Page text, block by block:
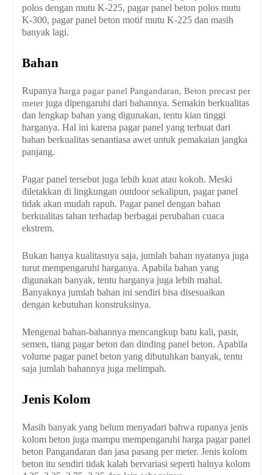
polos dengan mutu K-225, pagar panel beton polos mutu
K-300, pagar panel beton motif mutu K-225 dan masih
banyak lagi.
Bahan
Rupanya harga pagar panel Pangandaran, Beton precast per
meter juga dipengaruhi dari bahannya. Semakin berkualitas
dan lengkap bahan yang digunakan, tentu kian tinggi
harganya. Hal ini karena pagar panel yang terbuat dari
bahan berkualitas senantiasa awet untuk pemakaian jangka
panjang.
Pagar panel tersebut juga lebih kuat atau kokoh. Meski
diletakkan di lingkungan outdoor sekalipun, pagar panel
tidak akan mudah rapuh. Pagar panel dengan bahan
berkualitas tahan terhadap berbagai perubahan cuaca
ekstrem.
Bukan hanya kualitasnya saja, jumlah bahan nyatanya juga
turut mempengaruhi harganya. Apabila bahan yang
digunakan banyak, tentu harganya juga lebih mahal.
Banyaknya jumlah bahan ini sendiri bisa disesuaikan
dengan kebutuhan konstruksinya.
Mengenai bahan-bahannya mencangkup batu kali, pasir,
semen, tiang pagar beton dan dinding panel beton. Apabila
volume pagar panel beton yang dibutuhkan banyak, tentu
saja jumlah bahannya juga melimpah.
Jenis Kolom
Masih banyak yang belum menyadari bahwa rupanya jenis
kolom beton juga mampu mempengaruhi harga pagar panel
beton Pangandaran dan jasa pasang per meter. Jenis kolom
beton itu sendiri tidak kalah bervariasi seperti halnya kolom